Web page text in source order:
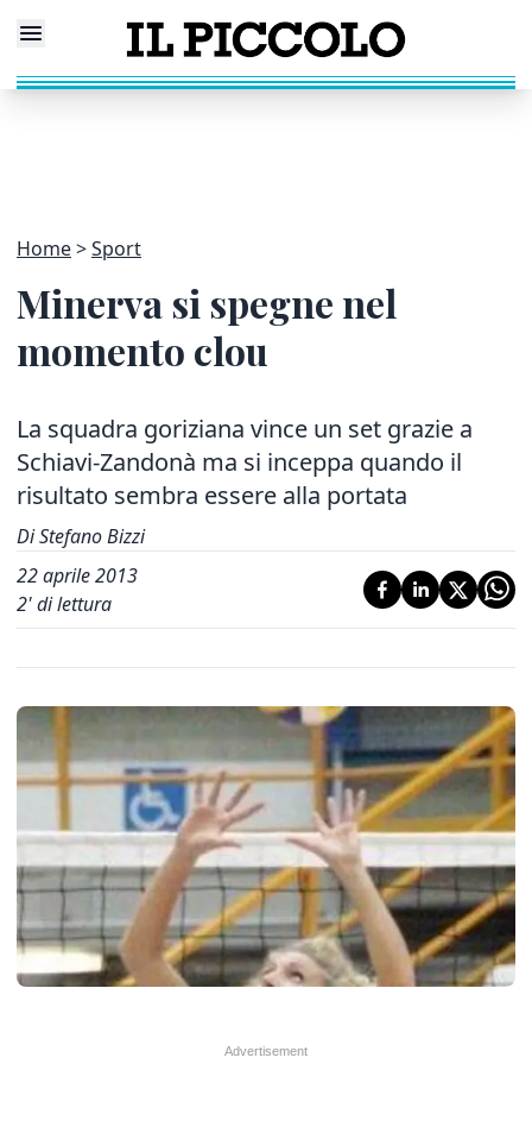
Home Sport
Minerva si spegne nel
momento clou
La squadra goriziana vince un set grazie a
Schiavi-Zandonà ma si inceppa quando il
risultato sembra essere alla portata
Di Stefano Bizzi
22 aprile 2013
2' di lettura